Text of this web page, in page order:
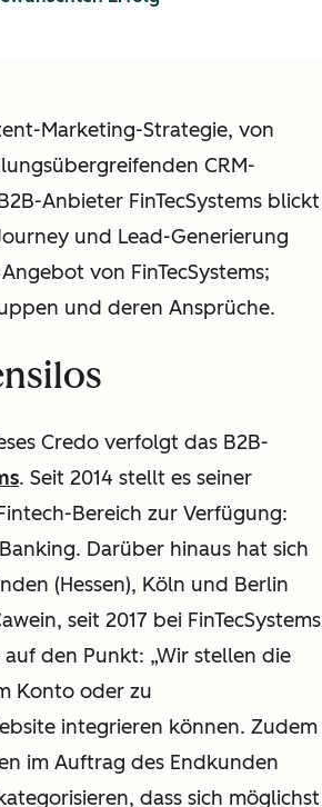
Marketing-Strategie, von
CRM-
Anbieter FinTecSystems blickt
und Lead-Generierung
von FinTecSystems;
und deren Ansprüche.
Credo verfolgt das B2B-
. Seit 2014 stellt es seiner
Bereich zur Verfügung:
Darüber hinaus hat sich
(Hessen), Köln und Berlin
seit 2017 bei FinTecSystems
den Punkt: „Wir stellen die
Konto oder zu
integrieren können. Zudem
im Auftrag des Endkunden
dass sich möglichst